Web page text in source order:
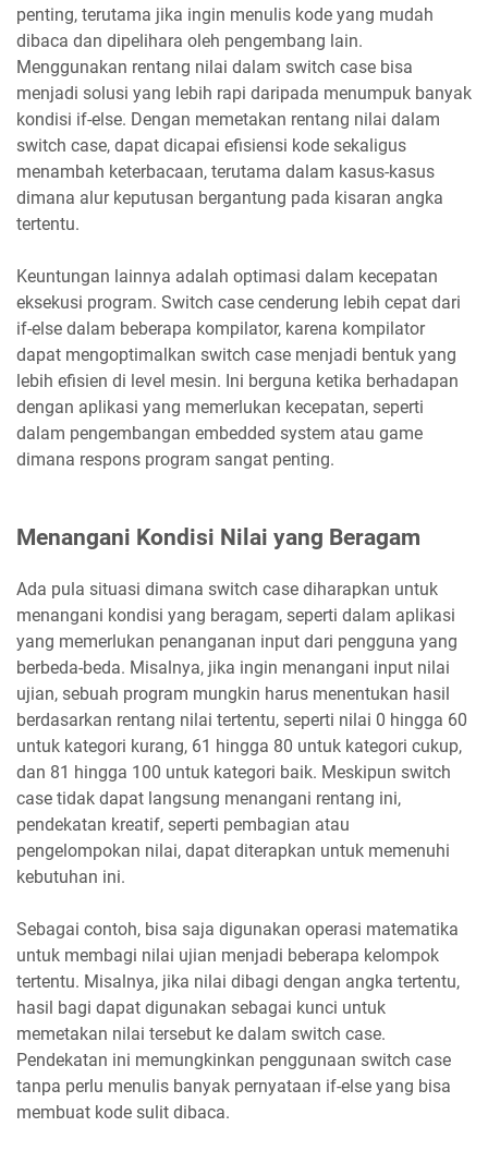
penting, terutama jika ingin menulis kode yang mudah
dibaca dan dipelihara oleh pengembang lain.
Menggunakan rentang nilai dalam switch case bisa
menjadi solusi yang lebih rapi daripada menumpuk banyak
kondisi if-else. Dengan memetakan rentang nilai dalam
switch case, dapat dicapai efisiensi kode sekaligus
menambah keterbacaan, terutama dalam kasus-kasus
dimana alur keputusan bergantung pada kisaran angka
tertentu.
Keuntungan lainnya adalah optimasi dalam kecepatan
eksekusi program. Switch case cenderung lebih cepat dari
if-else dalam beberapa kompilator, karena kompilator
dapat mengoptimalkan switch case menjadi bentuk yang
lebih efisien di level mesin. Ini berguna ketika berhadapan
dengan aplikasi yang memerlukan kecepatan, seperti
dalam pengembangan embedded system atau game
dimana respons program sangat penting.
Menangani Kondisi Nilai yang Beragam
Ada pula situasi dimana switch case diharapkan untuk
menangani kondisi yang beragam, seperti dalam aplikasi
yang memerlukan penanganan input dari pengguna yang
berbeda-beda. Misalnya, jika ingin menangani input nilai
ujian, sebuah program mungkin harus menentukan hasil
berdasarkan rentang nilai tertentu, seperti nilai 0 hingga 60
untuk kategori kurang, 61 hingga 80 untuk kategori cukup,
dan 81 hingga 100 untuk kategori baik. Meskipun switch
case tidak dapat langsung menangani rentang ini,
pendekatan kreatif, seperti pembagian atau
pengelompokan nilai, dapat diterapkan untuk memenuhi
kebutuhan ini.
Sebagai contoh, bisa saja digunakan operasi matematika
untuk membagi nilai ujian menjadi beberapa kelompok
tertentu. Misalnya, jika nilai dibagi dengan angka tertentu,
hasil bagi dapat digunakan sebagai kunci untuk
memetakan nilai tersebut ke dalam switch case.
Pendekatan ini memungkinkan penggunaan switch case
tanpa perlu menulis banyak pernyataan if-else yang bisa
membuat kode sulit dibaca.